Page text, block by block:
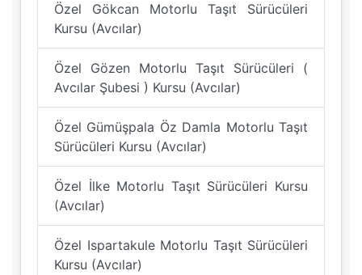
Özel Gökcan Motorlu Taşıt Sürücüleri
Kursu (Avcılar)
Özel Gözen Motorlu Taşıt Sürücüleri (
Avcılar Şubesi ) Kursu (Avcılar)
Özel Gümüşpala Öz Damla Motorlu Taşıt
Sürücüleri Kursu (Avcılar)
Özel İlke Motorlu Taşıt Sürücüleri Kursu
(Avcılar)
Özel Ispartakule Motorlu Taşıt Sürücüleri
Kursu (Avcılar)